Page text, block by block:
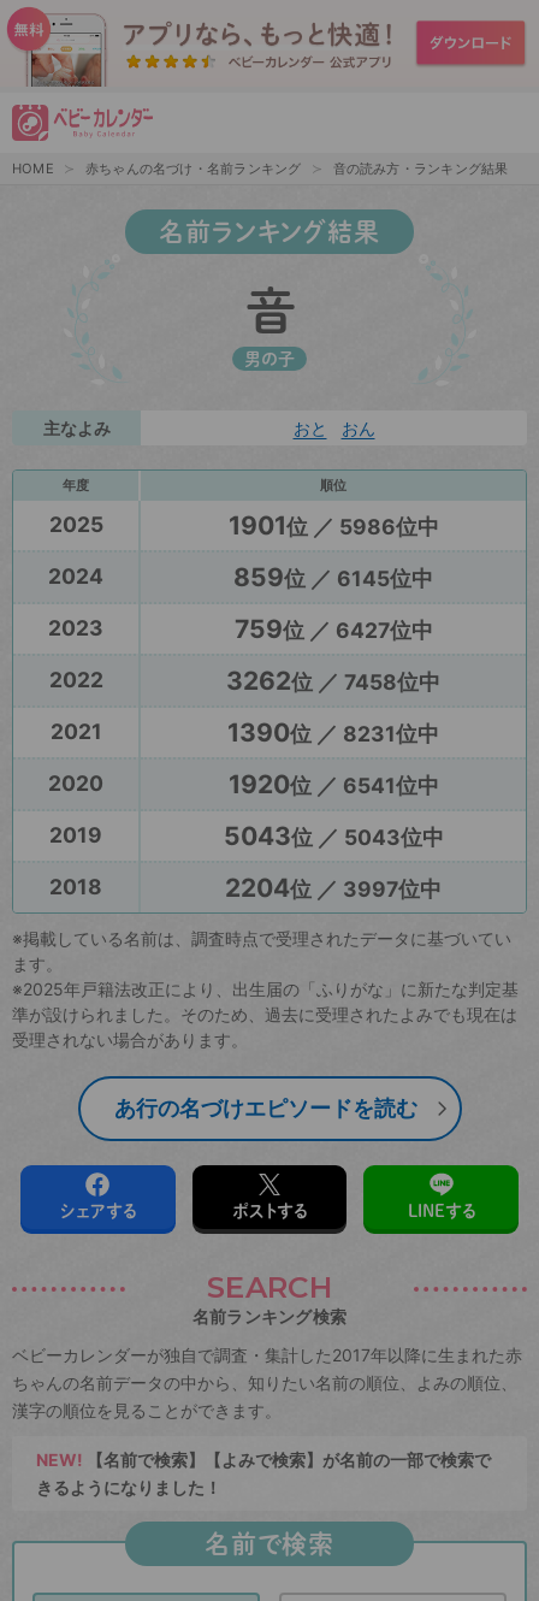
HOME 赤ちゃんの名づけ・名前ランキング 音の読み方・ランキング結果
名前ランキング結果
音
男の子
主なよみ おと おん
年度 順位
2025 1901位 ／ 5986位中
2024
859位 ／ 6145位中
2023
759位 ／ 6427位中
2022
3262位 ／ 7458位中
2021
1390位 ／ 8231位中
2020
1920位 ／ 6541位中
2019
5043位 ／ 5043位中
2018
2204位 ／ 3997位中
※掲載している名前は、調査時点で受理されたデータに基づいてい
ます。
※2025年戸籍法改正により、出生届の「ふりがな」に新たな判定基
準が設けられました。そのため、過去に受理されたよみでも現在は
受理されない場合があります。
あ行の名づけエピソードを読む
シェアする ポストする LINEする
SEARCH
名前ランキング検索
ベビーカレンダーが独自で調査・集計した2017年以降に生まれた赤
ちゃんの名前データの中から、知りたい名前の順位、よみの順位、
漢字の順位を見ることができます。
NEW! 【名前で検索】【よみで検索】が名前の一部で検索で
きるようになりました！
名前で検索